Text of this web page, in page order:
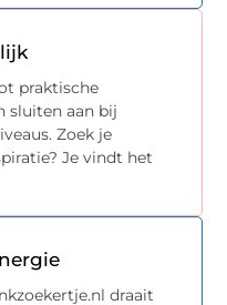
praktische
sluiten aan bij
Zoek je
Je vindt het
draait